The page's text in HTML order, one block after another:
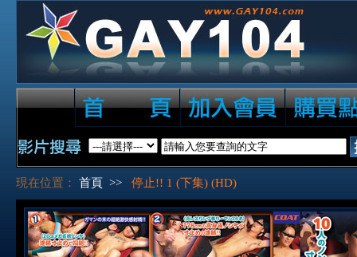
現在位置： 首頁 >> 停止!! 1 (下集) (HD)